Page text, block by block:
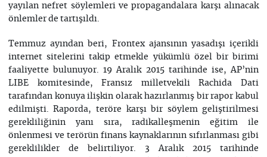
yayılan nefret söylemleri ve propagandalara karşı alınacak
önlemler de tartışıldı.
Temmuz ayından beri, Frontex ajansının yasadışı içerikli
internet sitelerini takip etmekle yükümlü özel bir birimi
faaliyette bulunuyor. 19 Aralık 2015 tarihinde ise, AP’nin
LIBE komitesinde, Fransız milletvekili Rachida Dati
tarafından konuya ilişkin olarak hazırlanmış bir rapor kabul
edilmişti. Raporda, teröre karşı bir söylem geliştirilmesi
gerekliliğinin yanı sıra, radikalleşmenin eğitim ile
önlenmesi ve terörün finans kaynaklarının sıfırlanması gibi
gereklilikler de belirtiliyor. 3 Aralık 2015 tarihinde